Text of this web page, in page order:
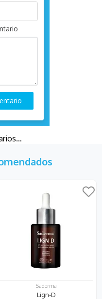
Saderma
Lign-D